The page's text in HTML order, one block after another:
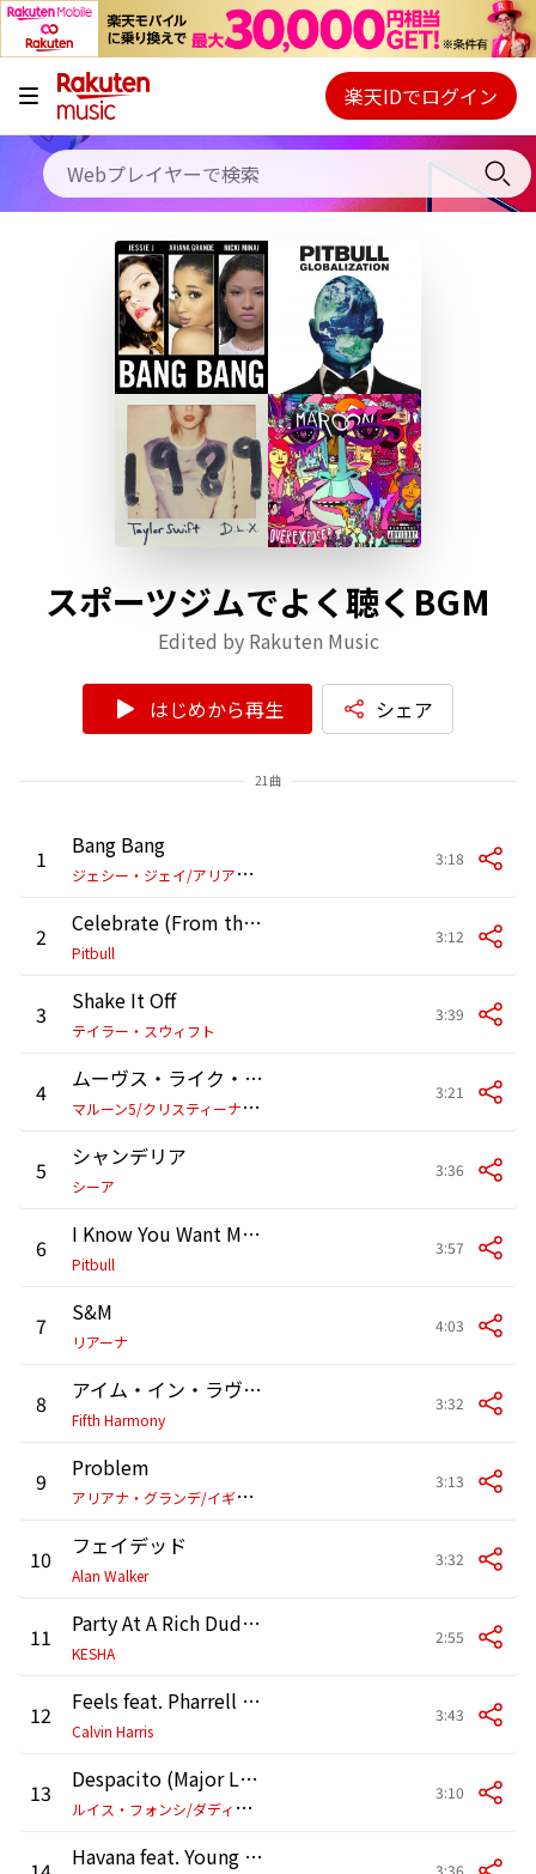
キャンペーン
料金プラン
使い方
初回30日間無料お試し
Webプレイヤー
ご契約内容の確認・変更
楽天IDでログイン
スポーツジムでよく聴くBGM
Edited by Rakuten Music
はじめから再生 シェア
21曲
1
Bang Bang
ジ
ェシー・ジェイ/アリアナ・グランデ/ニッキー・ミナージュ
3:18
2 Celebrate (From the Original Motion Picture "Penguins of Madagascar")
Pitbull
3:12
3 Shake It Off
テイラー・スウィフト
3:39
4
ムーヴス・ライク・ジャガー (スタジオ・レコーディング・フロム・ザ・ボイス・パフォーマンス)
マ
ルーン5/クリスティーナ・アギレラ
3:21
5 シャンデリア
シーア
3:36
6 I Know You Want Me (Calle Ocho)
Pitbull
3:57
7 S&M
リアーナ
4:03
8 アイム・イン・ラヴ・ウィズ・ア・モンスター
Fifth Harmony
3:32
9
Problem
ア
リアナ・グランデ/イギー・アゼリア
3:13
10 フェイデッド
Alan Walker
3:32
11 Party At A Rich Dude's House
KESHA
2:55
12 Feels feat. Pharrell Williams,Katy Perry,Big Sean
Calvin Harris
3:43
13
Despacito (Major Lazer & MOSKA Remix)
ル
イス・フォンシ/ダディー・ヤンキー
3:10
Havana feat. Young Thug 3:36